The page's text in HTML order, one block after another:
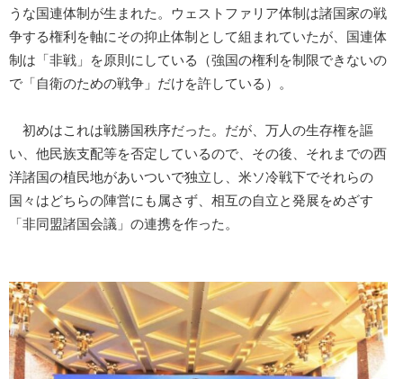
うな国連体制が生まれた。ウェストファリア体制は諸国家の戦
争する権利を軸にその抑止体制として組まれていたが、国連体
制は「非戦」を原則にしている（強国の権利を制限できないの
で「自衛のための戦争」だけを許している）。
初めはこれは戦勝国秩序だった。だが、万人の生存権を謳
い、他民族支配等を否定しているので、その後、それまでの西
洋諸国の植民地があいついで独立し、米ソ冷戦下でそれらの
国々はどちらの陣営にも属さず、相互の自立と発展をめざす
「非同盟諸国会議」の連携を作った。